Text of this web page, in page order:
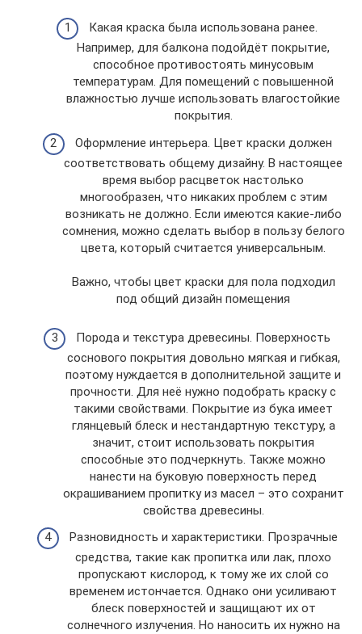
Какая краска была использована ранее.
Например, для балкона подойдёт покрытие,
способное противостоять минусовым
температурам. Для помещений с повышенной
влажностью лучше использовать влагостойкие
покрытия.
Оформление интерьера. Цвет краски должен
соответствовать общему дизайну. В настоящее
время выбор расцветок настолько
многообразен, что никаких проблем с этим
возникать не должно. Если имеются какие-либо
сомнения, можно сделать выбор в пользу белого
цвета, который считается универсальным.
Важно, чтобы цвет краски для пола подходил
под общий дизайн помещения
Порода и текстура древесины. Поверхность
соснового покрытия довольно мягкая и гибкая,
поэтому нуждается в дополнительной защите и
прочности. Для неё нужно подобрать краску с
такими свойствами. Покрытие из бука имеет
глянцевый блеск и нестандартную текстуру, а
значит, стоит использовать покрытия
способные это подчеркнуть. Также можно
нанести на буковую поверхность перед
окрашиванием пропитку из масел – это сохранит
свойства древесины.
Разновидность и характеристики. Прозрачные
средства, такие как пропитка или лак, плохо
пропускают кислород, к тому же их слой со
временем истончается. Однако они усиливают
блеск поверхностей и защищают их от
солнечного излучения. Но наносить их нужно на